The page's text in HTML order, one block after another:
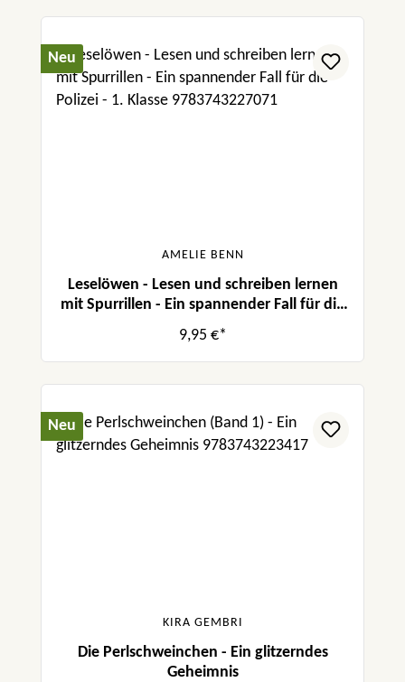
Neu
AMELIE BENN
Leselöwen - Lesen und schreiben lernen
mit Spurrillen - Ein spannender Fall für die
Polizei
9,95 €*
Neu
KIRA GEMBRI
Die Perlschweinchen - Ein glitzerndes
Geheimnis